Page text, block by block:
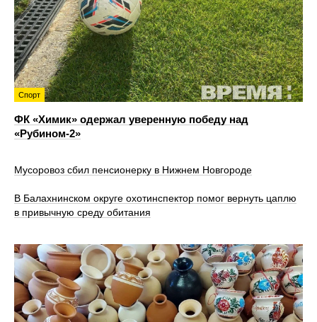
Спорт
ФК «Химик» одержал уверенную победу над
«Рубином‑2»
Мусоровоз сбил пенсионерку в Нижнем Новгороде
В Балахнинском округе охотинспектор помог вернуть цаплю
в привычную среду обитания